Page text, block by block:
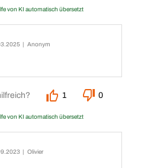
von KI automatisch übersetzt
| Anonym
1 0
von KI automatisch übersetzt
| Olivier